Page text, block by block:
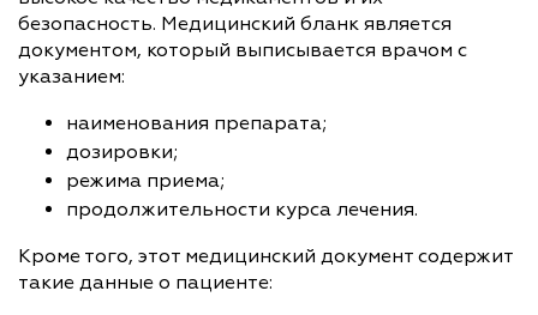
безопасность. Медицинский бланк является
документом, который выписывается врачом с
указанием:
наименования препарата;
дозировки;
режима приема;
продолжительности курса лечения.
Кроме того, этот медицинский документ содержит
такие данные о пациенте: